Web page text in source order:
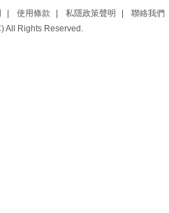
使用條款 私隱政策聲明
聯絡我們
All Rights Reserved.